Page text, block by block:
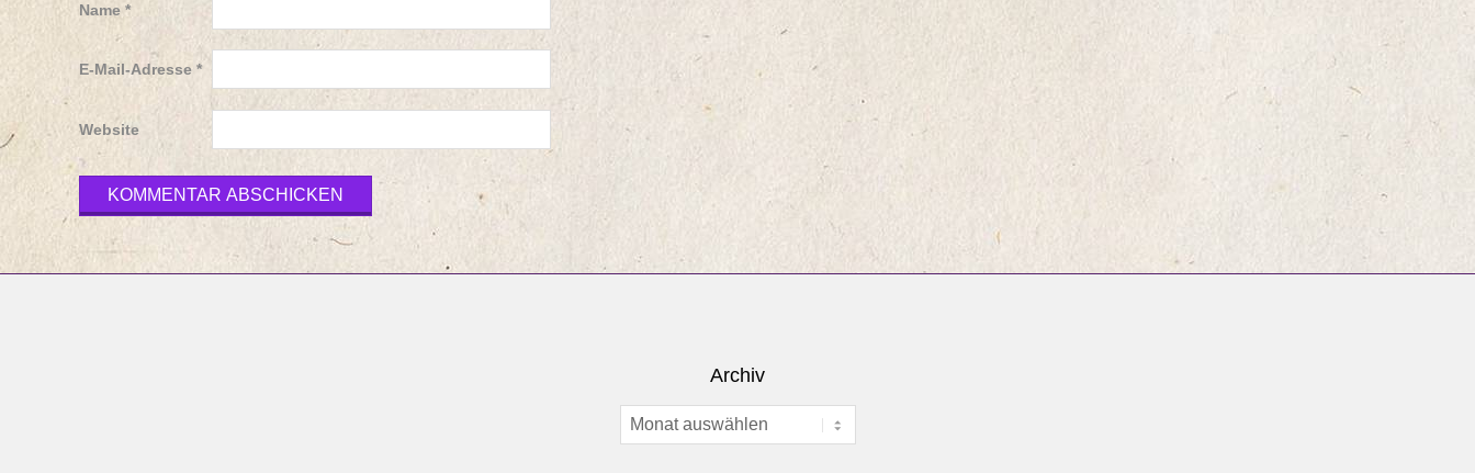
Name *
E-Mail-Adresse *
Website
Archiv
Archiv